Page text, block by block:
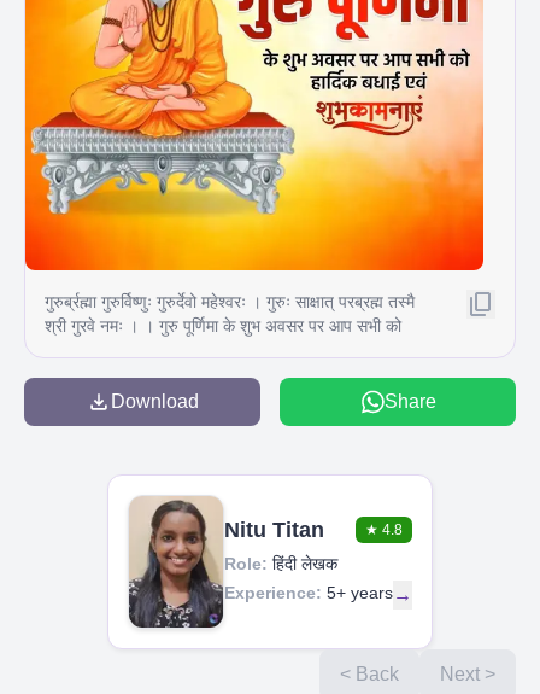
गुरुर्ब्रह्मा गुरुर्विष्णुः गुरुर्देवो महेश्वरः । गुरुः साक्षात् परब्रह्म तस्मै
श्री गुरवे नमः । । गुरु पूर्णिमा के शुभ अवसर पर आप सभी को
Download Share
Nitu Titan ★ 4.8
Role: हिंदी लेखक
Experience: 5+ years→
< Back Next >